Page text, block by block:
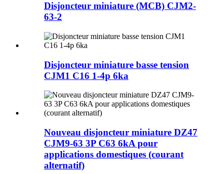
Disjoncteur miniature (MCB) CJM2-
63-2
Disjoncteur miniature basse tension
CJM1 C16 1-4p 6ka
Nouveau disjoncteur miniature DZ47
CJM9-63 3P C63 6kA pour
applications domestiques (courant
alternatif)